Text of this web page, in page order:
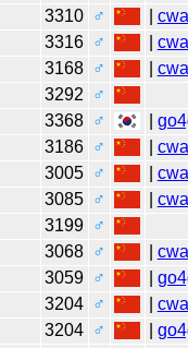
3310 ♂ cwa
3316 ♂ cwa
3168 ♂ cwa
3292
♂
3368 ♂
3186 ♂ cwa
3005 ♂ cwa
3085 ♂ cwa
3199
♂
3068 ♂ cwa
3059 ♂
3204 ♂ cwa
3204 ♂